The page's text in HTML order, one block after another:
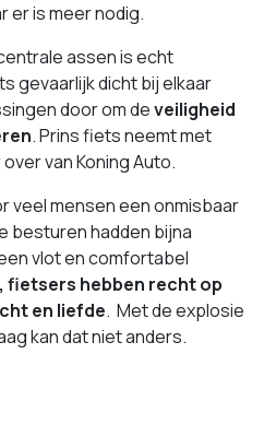
er is meer nodig.
assen is echt
gevaarlijk dicht bij elkaar
door om deveiligheid
. Prins fiets neemt met
van Koning Auto.
veel mensen een onmisbaar
besturen hadden bijna
vlot en comfortabel
fietsers hebben recht op
en liefde. Met de explosie
kan dat niet anders.